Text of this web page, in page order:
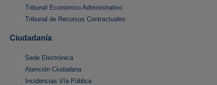
Tribunal Económico Administrativo
Tribunal de Recursos Contractuales
Ciudadanía
Sede Electrónica
Atención Ciudadana
Incidencias Vía Pública